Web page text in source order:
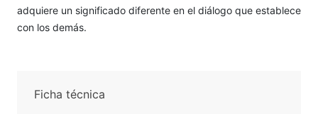
adquiere un significado diferente en el diálogo que establece
con los demás.
Ficha técnica